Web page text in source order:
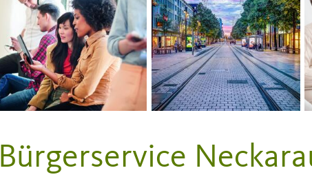
Bürgerservice